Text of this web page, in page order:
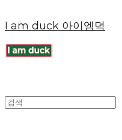
I am duck 아이엠덕